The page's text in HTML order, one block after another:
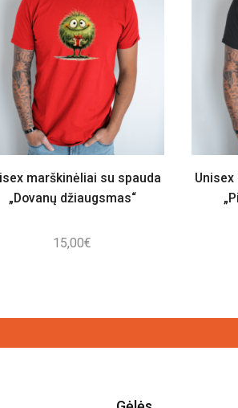
marškinėliai su spauda
„Dovanų džiaugsmas“
15,00€